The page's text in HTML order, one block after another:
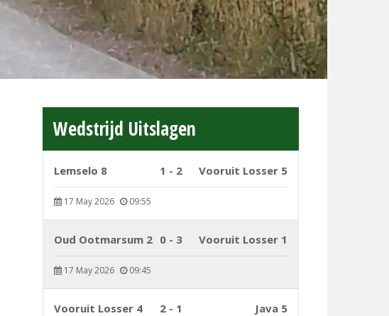
Wedstrijd Uitslagen
Lemselo 8 1 - 2 Vooruit Losser 5
17 May 2026 09:55
Oud Ootmarsum 2 0 - 3 Vooruit Losser 1
17 May 2026 09:45
Vooruit Losser 4 2 - 1 Java 5